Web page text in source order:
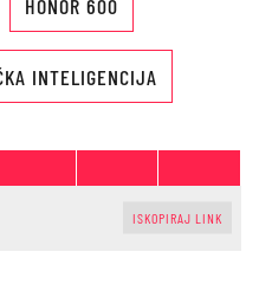
HONOR 600
INTELIGENCIJA
ISKOPIRAJ LINK